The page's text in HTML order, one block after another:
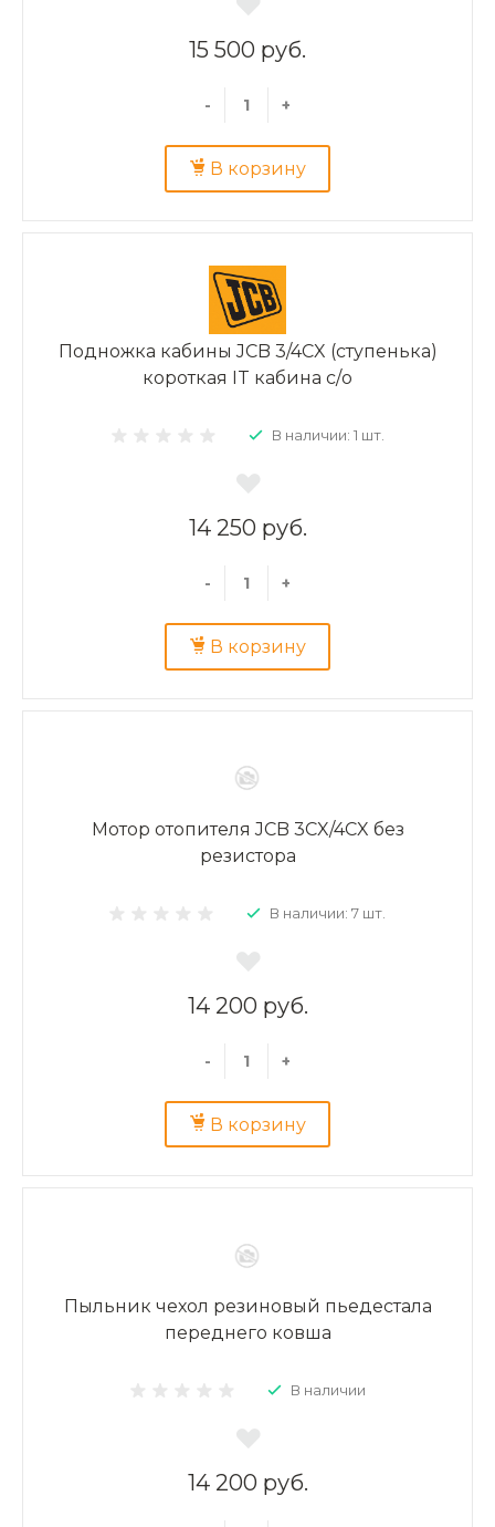
15 500 руб.
- +
В корзину
Подножка кабины JCB 3/4CX (ступенька)
короткая IT кабина с/о
В наличии: 1 шт.
14 250 руб.
- +
В корзину
Мотор отопителя JCB 3CX/4CX без
резистора
В наличии: 7 шт.
14 200 руб.
- +
В корзину
Пыльник чехол резиновый пьедестала
переднего ковша
В наличии
14 200 руб.